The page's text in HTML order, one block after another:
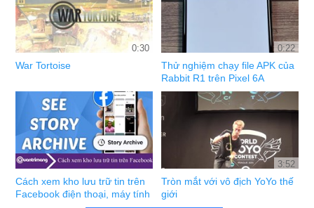
0:30
War Tortoise
0:22
Thử nghiệm chạy file APK của
Rabbit R1 trên Pixel 6A
Cách xem kho lưu trữ tin trên
Facebook điện thoại, máy tính
3:52
Tròn mắt với vô địch YoYo thế
giới